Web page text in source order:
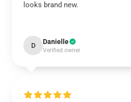
looks brand new.
D Danielle
Verified owner